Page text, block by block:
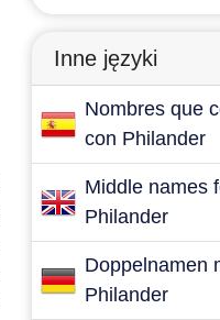
Inne języki
Nombres que
con Philander
Middle names
Philander
Doppelnamen
Philander